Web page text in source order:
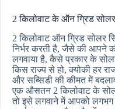
2 किलोवाट के ऑन ग्रिड
2 किलोवाट ऑन ग्रिड सोलर
निर्भर करती है, जैसे की आपने
लगवाया है, कैसे प्रकार के
किस राज्य से हो, क्योकी हर
और सब्सिडी की कीमत में
एक औसतन 2 किलोवाट के
तो इसे लगवाने में आपको